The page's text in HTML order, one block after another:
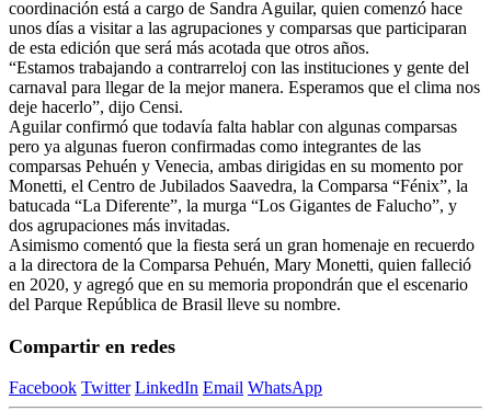
coordinación está a cargo de Sandra Aguilar, quien comenzó hace
unos días a visitar a las agrupaciones y comparsas que participaran
de esta edición que será más acotada que otros años.
“Estamos trabajando a contrarreloj con las instituciones y gente del
carnaval para llegar de la mejor manera. Esperamos que el clima nos
deje hacerlo”, dijo Censi.
Aguilar confirmó que todavía falta hablar con algunas comparsas
pero ya algunas fueron confirmadas como integrantes de las
comparsas Pehuén y Venecia, ambas dirigidas en su momento por
Monetti, el Centro de Jubilados Saavedra, la Comparsa “Fénix”, la
batucada “La Diferente”, la murga “Los Gigantes de Falucho”, y
dos agrupaciones más invitadas.
Asimismo comentó que la fiesta será un gran homenaje en recuerdo
a la directora de la Comparsa Pehuén, Mary Monetti, quien falleció
en 2020, y agregó que en su memoria propondrán que el escenario
del Parque República de Brasil lleve su nombre.
Compartir en redes
Facebook Twitter LinkedIn Email WhatsApp